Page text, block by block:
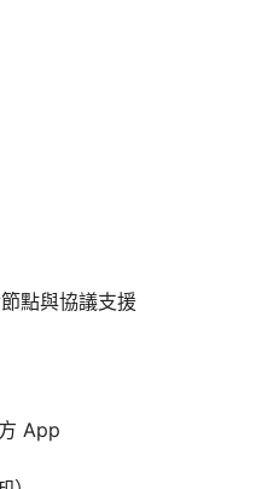
點與協議支援
App